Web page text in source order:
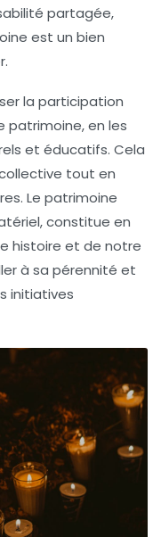
partagée,
est un bien
la participation
patrimoine, en les
et éducatifs. Cela
tout en
Le patrimoine
constitue en
histoire et de notre
à sa pérennité et
initiatives